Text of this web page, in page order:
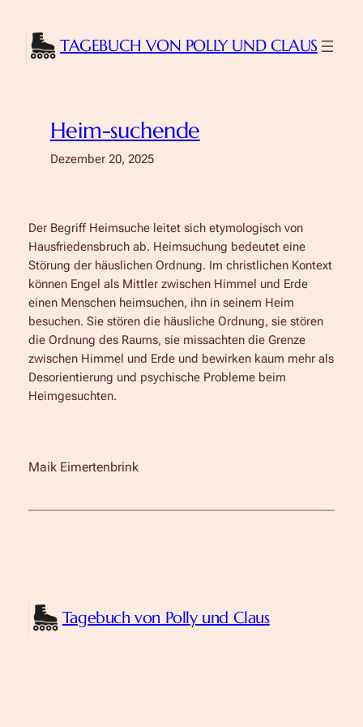
Inhalt
springen TAGEBUCH VON POLLY UND CLAUS
Heim-suchende
Dezember 20, 2025
Der Begriff Heimsuche leitet sich etymologisch von
Hausfriedensbruch ab. Heimsuchung bedeutet eine
Störung der häuslichen Ordnung. Im christlichen Kontext
können Engel als Mittler zwischen Himmel und Erde
einen Menschen heimsuchen, ihn in seinem Heim
besuchen. Sie stören die häusliche Ordnung, sie stören
die Ordnung des Raums, sie missachten die Grenze
zwischen Himmel und Erde und bewirken kaum mehr als
Desorientierung und psychische Probleme beim
Heimgesuchten.
Maik Eimertenbrink
Tagebuch von Polly und Claus